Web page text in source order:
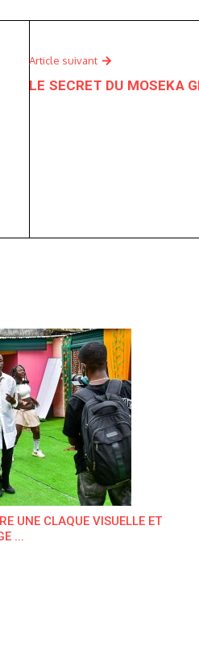
Article suivant
LE SECRET DU MOSEKA
UNE CLAQUE VISUELLE ET
...